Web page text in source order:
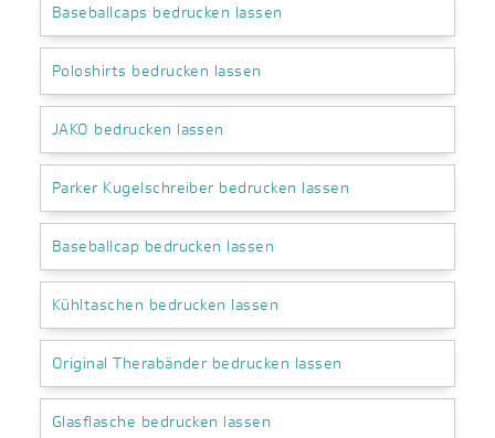
Baseballcaps bedrucken lassen
Poloshirts bedrucken lassen
JAKO bedrucken lassen
Parker Kugelschreiber bedrucken lassen
Baseballcap bedrucken lassen
Kühltaschen bedrucken lassen
Original Therabänder bedrucken lassen
Glasflasche bedrucken lassen